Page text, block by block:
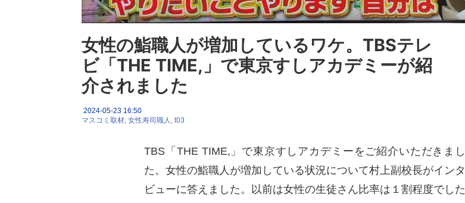
女性の鮨職人が増加しているワケ。TBSテレ
ビ「THE TIME,」で東京すしアカデミーが紹
介されました
2024-05-23 16:50
マスコミ取材 女性寿司職人 t03
TBS「THE TIME,」で東京すしアカデミーをご紹介いただきまし
た。女性の鮨職人が増加している状況について村上副校長がインタ
ビューに答えました。以前は女性の生徒さん比率は１割程度でした